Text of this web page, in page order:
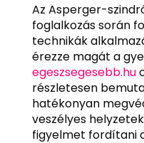
Az Asperger-
foglalkozás során
technikák
érezze magát a
egeszsegesebb.hu
részletesen
hatékonyan
veszélyes
figyelmet fordítani